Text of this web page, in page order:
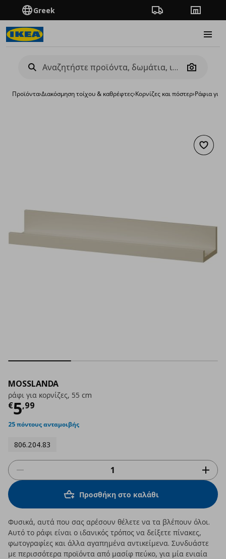
Greek Πορεία παραγγελίας
Camera
Προϊόντα›Διακόσμηση τοίχου & καθρέφτες›Κορνίζες και πόστερ›Ράφια για
MOSSLANDA
ράφι για κορνίζες, 55 cm
€5,99
Τρέχουσα τιμή
25 πόντους ανταμοιβής
806.204.83
Προσθήκη στο καλάθι
Φυσικά, αυτά που σας αρέσουν θέλετε να τα βλέπουν όλοι.
Αυτό το ράφι είναι ο ιδανικός τρόπος να δείξετε πίνακες,
φωτογραφίες και άλλα αγαπημένα αντικείμενα. Συνδυάστε
με περισσότερα προϊόντα από μασίφ πεύκο, για μία ενιαία